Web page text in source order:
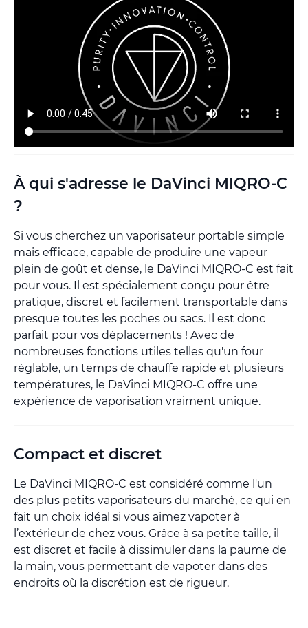
À qui s'adresse le DaVinci MIQRO-C
?
Si vous cherchez un vaporisateur portable simple
mais efficace, capable de produire une vapeur
plein de goût et dense, le DaVinci MIQRO-C est fait
pour vous. Il est spécialement conçu pour être
pratique, discret et facilement transportable dans
presque toutes les poches ou sacs. Il est donc
parfait pour vos déplacements ! Avec de
nombreuses fonctions utiles telles qu'un four
réglable, un temps de chauffe rapide et plusieurs
températures, le DaVinci MIQRO-C offre une
expérience de vaporisation vraiment unique.
Compact et discret
Le DaVinci MIQRO-C est considéré comme l'un
des plus petits vaporisateurs du marché, ce qui en
fait un choix idéal si vous aimez vapoter à
l’extérieur de chez vous. Grâce à sa petite taille, il
est discret et facile à dissimuler dans la paume de
la main, vous permettant de vapoter dans des
endroits où la discrétion est de rigueur.